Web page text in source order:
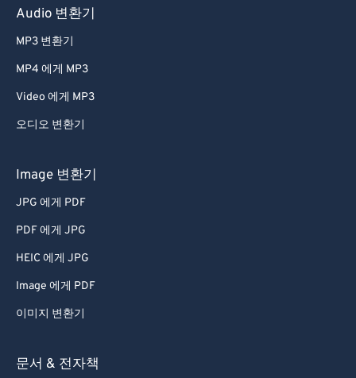
Audio 변환기
MP3 변환기
MP4 에게 MP3
Video 에게 MP3
오디오 변환기
Image 변환기
JPG 에게 PDF
PDF 에게 JPG
HEIC 에게 JPG
Image 에게 PDF
이미지 변환기
문서 & 전자책